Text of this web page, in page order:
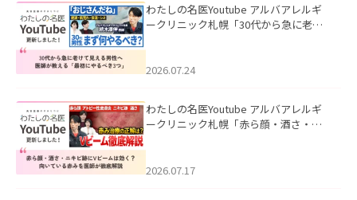
わたしの名医Youtube アルバアレルギ
ークリニック札幌「30代から急に老け
た。
2026.07.24
わたしの名医Youtube アルバアレルギ
ークリニック札幌「赤ら顔・酒さ・ニ
した。
2026.07.17